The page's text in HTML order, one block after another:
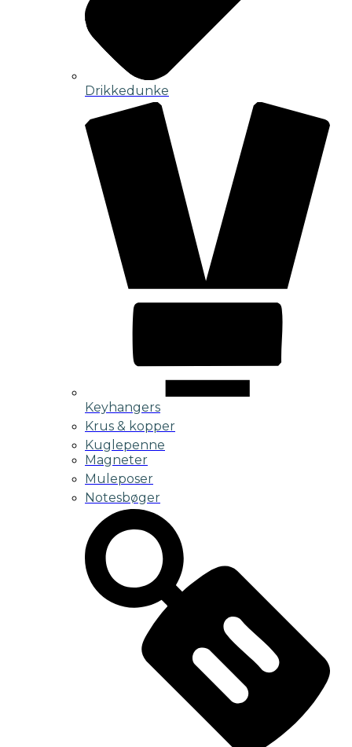
Drikkedunke
Keyhangers
Krus & kopper
Kuglepenne
Magneter
Muleposer
Notesbøger